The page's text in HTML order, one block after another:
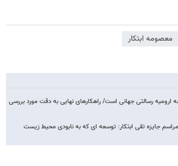
معصومه ابتکار
ارومیه رسالتی جهانی است/ راهکارهای نهایی به دقت مورد بررسی
جایزه تقی ابتکار: توسعه ای که به نابودی محیط زیست